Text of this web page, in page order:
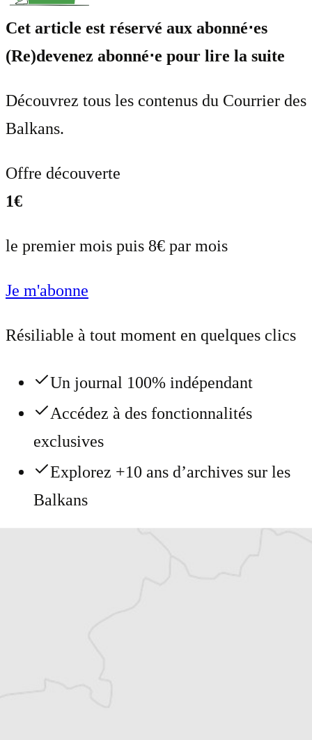
Cet article est réservé aux abonné⋅es
(Re)devenez abonné⋅e pour lire la suite
Découvrez tous les contenus du Courrier des
Balkans.
Offre découverte
1€
le premier mois puis 8€ par mois
Je m'abonne
Résiliable à tout moment en quelques clics
Un journal 100% indépendant
Accédez à des fonctionnalités
exclusives
Explorez +10 ans d’archives sur les
Balkans